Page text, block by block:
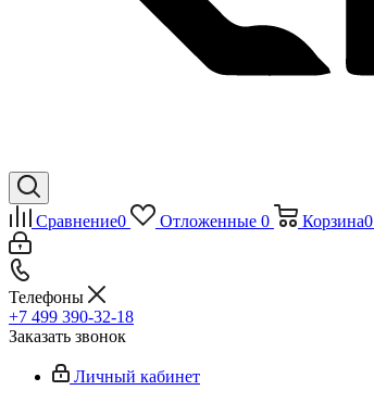
Сравнение0 Отложенные 0 Корзина0
Телефоны
+7 499 390-32-18
Заказать звонок
Личный кабинет